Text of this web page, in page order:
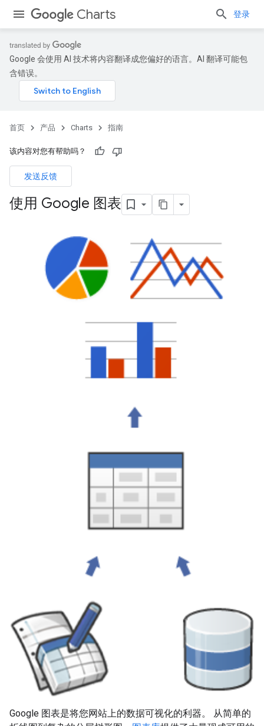
Charts 登录
Google 会使用 AI 技术将内容翻译成您偏好的语言。AI 翻译可能包
含错误。
首页 产品 Charts 指南
该内容对您有帮助吗？
发送反馈
使用 Google 图表
Google 图表是将您网站上的数据可视化的利器。 从简单的